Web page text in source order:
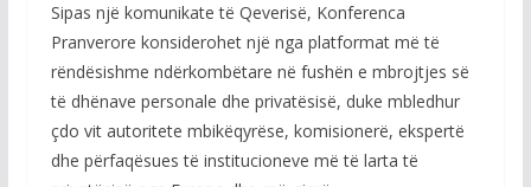
Sipas një komunikate të Qeverisë, Konferenca
Pranverore konsiderohet një nga platformat më të
rëndësishme ndërkombëtare në fushën e mbrojtjes së
të dhënave personale dhe privatësisë, duke mbledhur
çdo vit autoritete mbikëqyrëse, komisionerë, ekspertë
dhe përfaqësues të institucioneve më të larta të